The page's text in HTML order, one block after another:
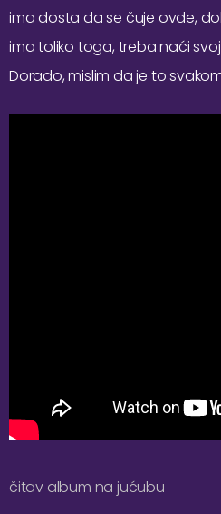
ima dosta da se čuje ovde,
ima toliko toga, treba naći svoj
Dorado, mislim da je to
čitav album na jućubu